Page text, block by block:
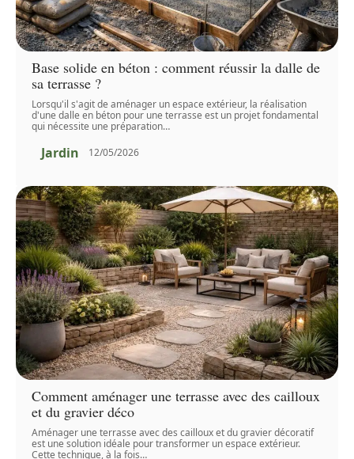
Base solide en béton : comment réussir la dalle de
sa terrasse ?
Lorsqu'il s'agit de aménager un espace extérieur, la réalisation
d'une dalle en béton pour une terrasse est un projet fondamental
qui nécessite une préparation…
Jardin 12/05/2026
Comment aménager une terrasse avec des cailloux
et du gravier déco
Aménager une terrasse avec des cailloux et du gravier décoratif
est une solution idéale pour transformer un espace extérieur.
Cette technique, à la fois…